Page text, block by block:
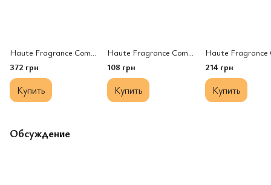
Haute Fragrance Company Indian Venus edp, Франція, 3 мл
372 грн
Купить
Haute Fragrance Company Party on the Moon edp, Франція, 1 мл
108 грн
Купить
214 грн
Купить
Обсуждение